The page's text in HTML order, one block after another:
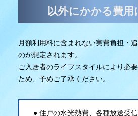
以外にかかる費用
月額利用料に含まれない実費負担・
のが想定されます。
ご入居者のライフスタイルにより必
ため、予めご了承ください。
住戸の水光熱費、各種放送受